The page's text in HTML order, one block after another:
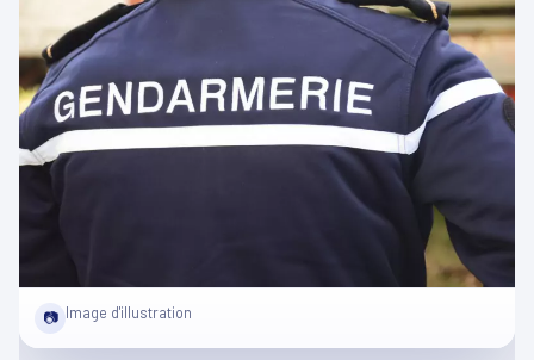
📷 Image d'illustration